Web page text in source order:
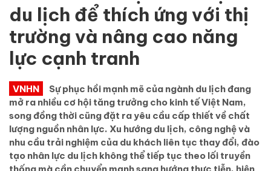
du lịch để thích ứng với thị
trường và nâng cao năng
lực cạnh tranh
VNHN
Sự phục hồi mạnh mẽ của ngành du lịch đang
mở ra nhiều cơ hội tăng trưởng cho kinh tế Việt Nam,
song đồng thời cũng đặt ra yêu cầu cấp thiết về chất
lượng nguồn nhân lực. Xu hướng du lịch, công nghệ và
nhu cầu trải nghiệm của du khách liên tục thay đổi, đào
tạo nhân lực du lịch không thể tiếp tục theo lối truyền